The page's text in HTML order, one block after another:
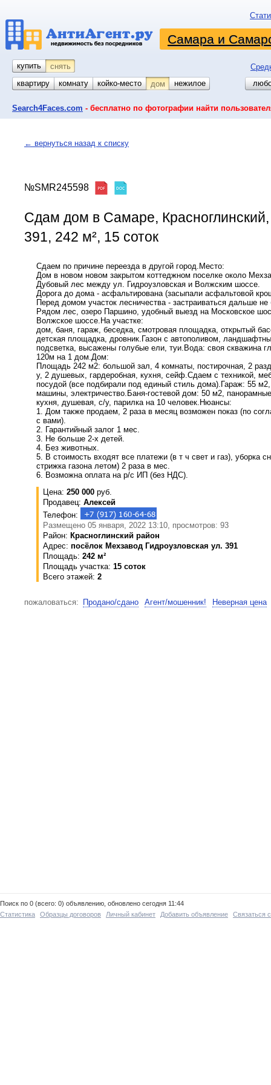
Самара и
купить снять
квартиру
комнату койко-место дом гараж
участок
нежилое
Search4Faces.com - бесплатно по фотографии найти
← вернуться назад к списку
№SMR245598
Сдам дом в Самаре,
391, 242 м², 15 соток
Сдаем по причине переезда в другой город.Место:
Дом в новом новом закрытом коттеджном поселке около
Дубовый лес между ул. Гидроузловская и Волжским шоссе.
Дорога до дома - асфальтирована (засыпали асфальтовой
Перед домом участок лесничества - застраиваться дальше не
Рядом лес, озеро Паршино, удобный выезд на Московское
Волжское шоссе.На участке:
дом, баня, гараж, беседка, смотровая площадка, открытый
детская площадка, дровник.Газон с автополивом,
подсветка, высажены голубые ели, туи.Вода: своя скважина
120м на 1 дом.Дом:
Площадь 242 м2: большой зал, 4 комнаты, постирочная, 2
у, 2 душевых, гардеробная, кухня, сейф.Сдаем с техникой,
посудой (все подбирали под единый стиль дома).Гараж: 55
машины, электричество.Баня-гостевой дом: 50 м2,
кухня, душевая, с/у, парилка на 10 человек.Нюансы:
1. Дом также продаем, 2 раза в месяц возможен показ (по
с вами).
2. Гарантийный залог 1 мес.
3. Не больше 2-х детей.
4. Без животных.
5. В стоимость входят все платежи (в т ч свет и газ), уборка
стрижка газона летом) 2 раза в мес.
6. Возможна оплата на р/с ИП (без НДС).
Цена: 250 000 руб.
Продавец: Алексей
Телефон:
Размещено 05 января, 2022 13:10, просмотров: 93
Район: Красноглинский район
Адрес: посёлок Мехзавод Гидроузловская ул. 391
Площадь: 242 м²
Площадь участка: 15 соток
Всего этажей: 2
пожаловаться: Продано/сдано Агент/мошенник! Неверная цена
Поиск по 0 (всего: 0) объявлению, обновлено сегодня 11:44
Статистика
Образцы договоров Личный кабинет Добавить объявление Связаться